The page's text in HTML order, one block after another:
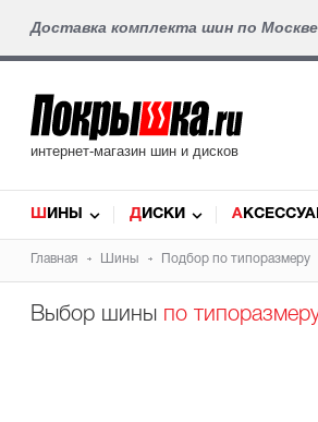
Доставка комплекта шин по
интернет-магазин шин и дисков
ШИНЫ ДИСКИ
Главная Шины Подбор по типоразмеру
Выбор шины по